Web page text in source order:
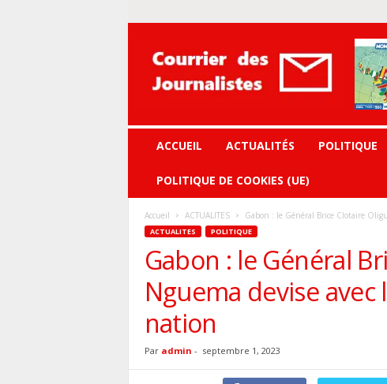
journalistes
ACCUEIL ACTUALITÉS POLITIQUE
POLITIQUE DE COOKIES (UE)
Accueil ACTUALITES Gabon : le Général Brice Clotaire
ACTUALITES POLITIQUE
Gabon : le Général
Nguema devise avec
nation
Par admin - septembre 1, 2023